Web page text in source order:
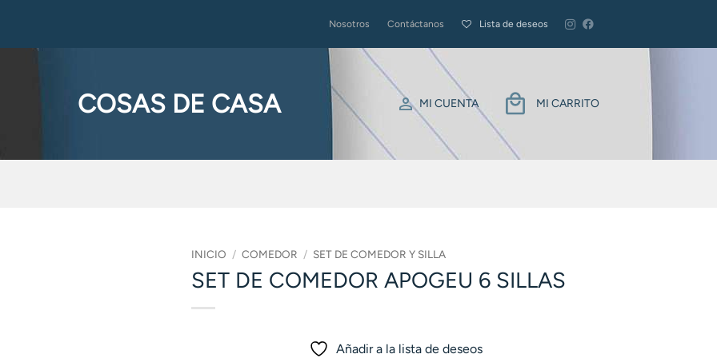
Nosotros Contáctanos Lista de deseos
COSAS DE CASA MI CUENTA MI CARRITO
INICIO / COMEDOR / SET DE COMEDOR Y SILLA
SET DE COMEDOR APOGEU 6 SILLAS
Añadir a la lista de deseos